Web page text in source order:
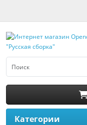
Категории